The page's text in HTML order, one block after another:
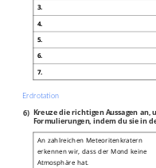
3.
4.
5.
6.
7.
Erdrotation
6) Kreuze die richtigen Aussagen
Formulierungen, indem du sie in
An zahlreichen Meteoritenkratern
erkennen wir, dass der Mond keine
Atmosphäre hat.